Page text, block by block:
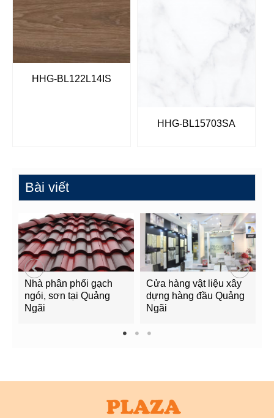
HHG-BL122L14IS
HHG-BL15703SA
Bài viết
Nhà phân phối gạch
ngói, sơn tại Quảng
Ngãi
Cửa hàng vật liệu xây
dựng hàng đầu Quảng
Ngãi
1 2 3